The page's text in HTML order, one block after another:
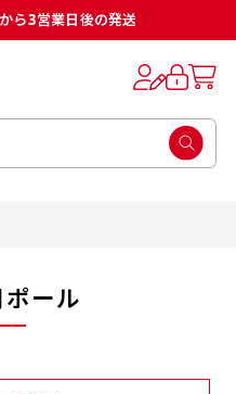
ら3営業日後の発送
ール